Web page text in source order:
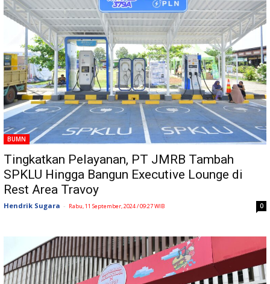
BUMN
Tingkatkan Pelayanan, PT JMRB Tambah
SPKLU Hingga Bangun Executive Lounge di
Rest Area Travoy
Hendrik Sugara - Rabu, 11 September, 2024 / 09:27 WIB 0